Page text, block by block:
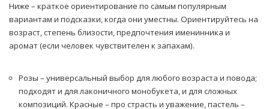
Ниже – краткое ориентирование по самым популярным
вариантам и подсказки, когда они уместны. Ориентируйтесь на
возраст, степень близости, предпочтения именинника и
аромат (если человек чувствителен к запахам).
Розы – универсальный выбор для любого возраста и повода;
подходят и для лаконичного монобукета, и для сложных
композиций. Красные – про страсть и уважение, пастель –